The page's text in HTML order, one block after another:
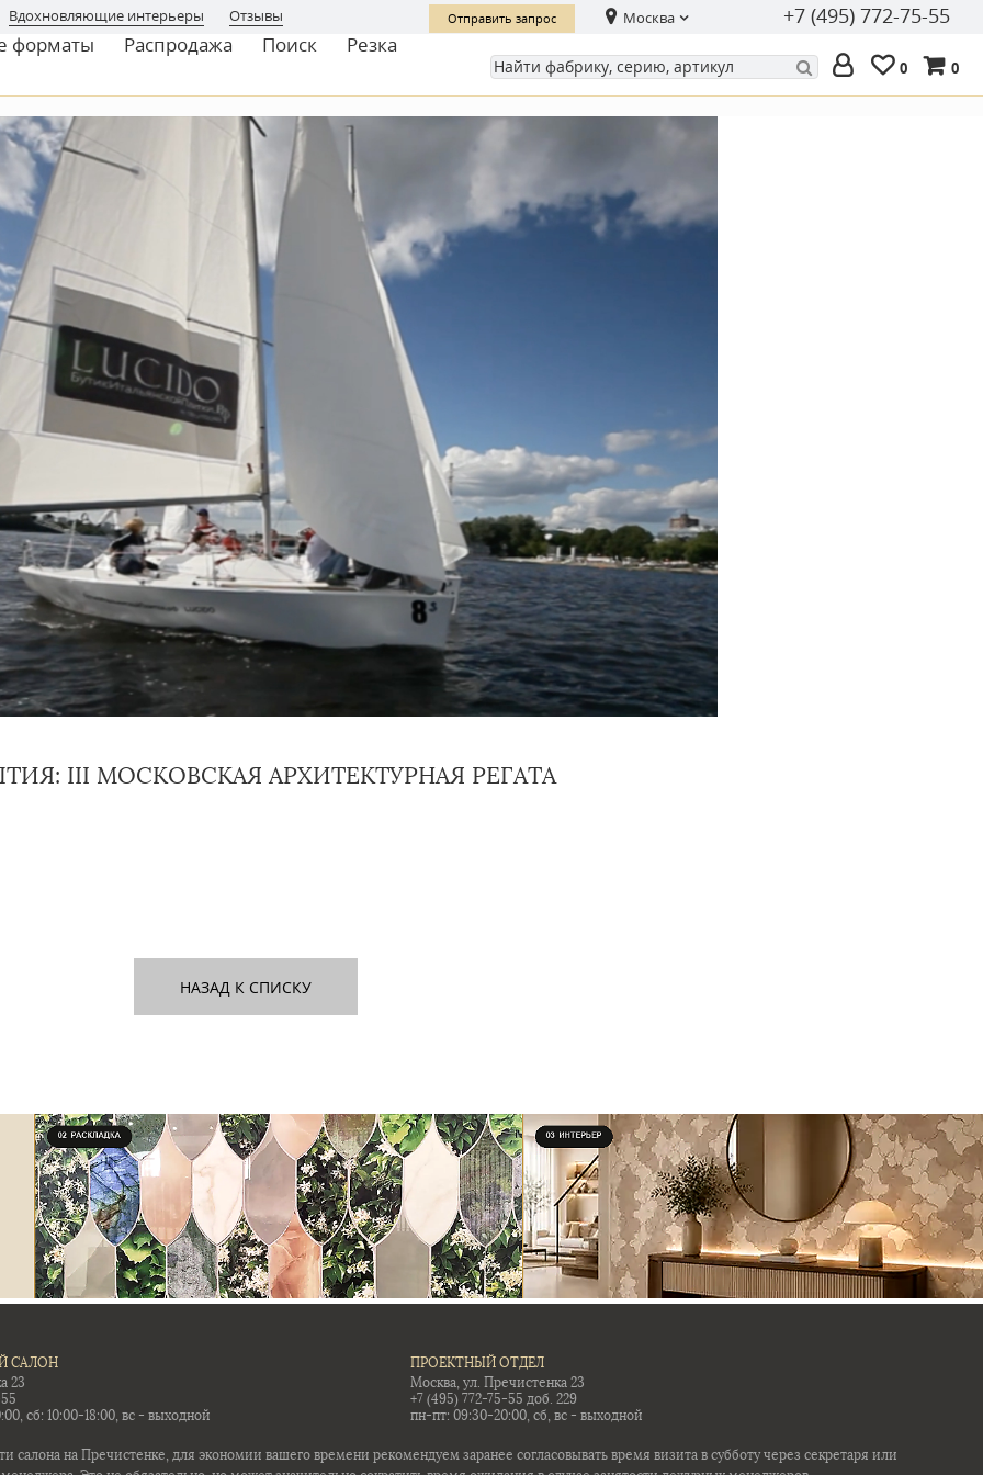
Вдохновляющие интерьеры Отзывы Отправить запрос Москва +7 (495) 772-75-55
форматы Распродажа Поиск Резка
0 0
III МОСКОВСКАЯ АРХИТЕКТУРНАЯ РЕГАТА
НАЗАД К СПИСКУ
САЛОН
23
сб: 10:00-18:00, вс - выходной
ПРОЕКТНЫЙ ОТДЕЛ
Москва, ул. Пречистенка 23
+7 (495) 772-75-55 доб. 229
пн-пт: 09:30-20:00, сб, вс - выходной
салона на Пречистенке, для экономии вашего времени рекомендуем заранее согласовывать время визита в субботу через секретаря или